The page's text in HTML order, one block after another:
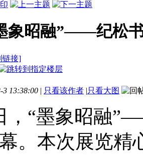
象昭融”——纪松
链接]
3 13:38:00 | 只看该作者 |只看大图
，“墨象昭融
。本次展览精